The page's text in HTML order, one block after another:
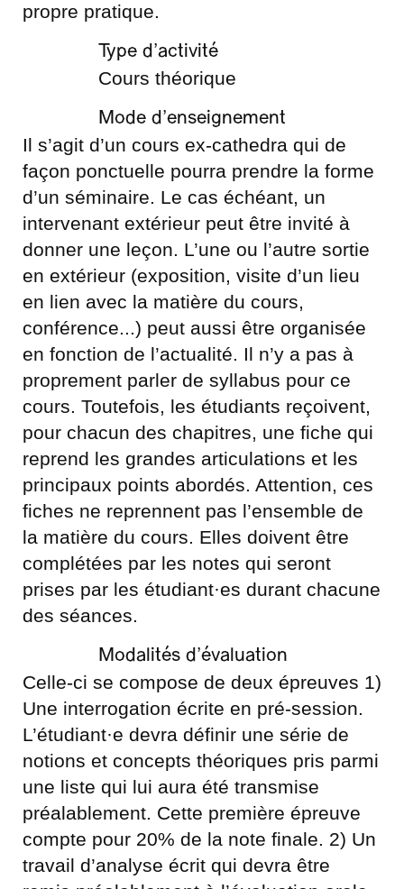
propre pratique.
Type d’activité
Cours théorique
Mode d’enseignement
Il s’agit d’un cours ex-cathedra qui de
façon ponctuelle pourra prendre la forme
d’un séminaire. Le cas échéant, un
intervenant extérieur peut être invité à
donner une leçon. L’une ou l’autre sortie
en extérieur (exposition, visite d’un lieu
en lien avec la matière du cours,
conférence...) peut aussi être organisée
en fonction de l’actualité. Il n’y a pas à
proprement parler de syllabus pour ce
cours. Toutefois, les étudiants reçoivent,
pour chacun des chapitres, une fiche qui
reprend les grandes articulations et les
principaux points abordés. Attention, ces
fiches ne reprennent pas l’ensemble de
la matière du cours. Elles doivent être
complétées par les notes qui seront
prises par les étudiant·es durant chacune
des séances.
Modalités d’évaluation
Celle-ci se compose de deux épreuves 1)
Une interrogation écrite en pré-session.
L’étudiant·e devra définir une série de
notions et concepts théoriques pris parmi
une liste qui lui aura été transmise
préalablement. Cette première épreuve
compte pour 20% de la note finale. 2) Un
travail d’analyse écrit qui devra être